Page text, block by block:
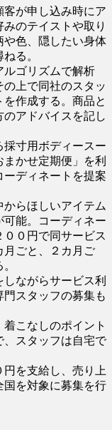
が申し込み時にア
のテイストや取り
や色、隠したい身体
る。
ルゴリズムで解析
上で同社のスタッ
作成する。商品と
アドバイスを記し
寸用ボディースー
かせ定期便」を利
ーディネートを提案
らほしいアイテム
能。コーディネー
００円で同サービス
月ごと、２カ月ご
ながらサービス利
スタッフの募集も
こなしのポイント
、スタッフは自宅で
円を支給し、売り上
国を対象に募集を行